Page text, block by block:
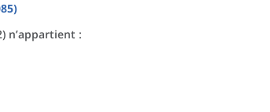
n’appartient :